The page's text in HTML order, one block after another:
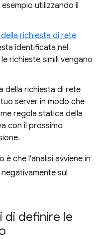
utilizzando il
richiesta di rete
identificata nel
richieste simili vengano
della richiesta di rete
server in modo che
regola statica della
con il prossimo
che l'analisi avviene in
sul
di definire le